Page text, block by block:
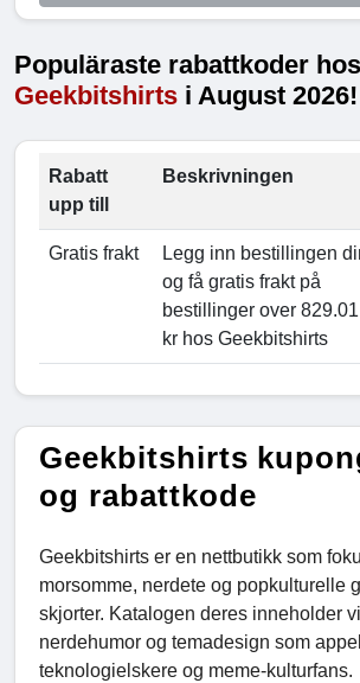
Populäraste rabattkoder hos
Geekbitshirts i August 2026!
Rabatt
upp till
Beskrivningen
Gratis frakt
Legg inn bestillingen
og få gratis frakt på
bestillinger over 829.01
kr hos Geekbitshirts
Geekbitshirts
og rabattkode
Geekbitshirts er en nettbutikk som
morsomme, nerdete og popkulturelle
skjorter. Katalogen deres inneholder
nerdehumor og temadesign som
teknologielskere og meme-kulturfans.